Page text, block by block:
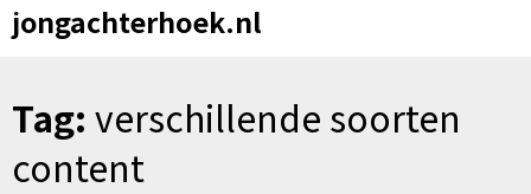
jongachterhoek.nl
Tag: verschillende soorten
content